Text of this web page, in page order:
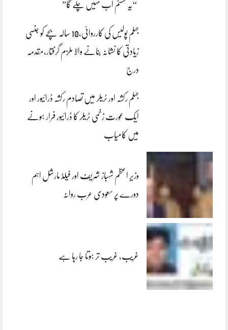
“یہ سسٹم اب نہیں چلے گا”
جہلم پولیس کی کارروائی،10 سالہ بچے کو جنسی
زیادتی کا نشانہ بنانے والا ملزم گرفتار،مقدمہ
درج
جہلم رکشہ اور ٹریلر میں تصادم رکشہ ڈرائیور اور
ایک عورت زخمی ٹریلر کا ڈرائیور فرار ہونے
میں کامیاب
وزیر اعظم شہباز شریف اور فیلڈ مارشل اہم
دورے پر سعودی عرب روانہ
غریب، غریب تر ہوتا جا رہا ہے